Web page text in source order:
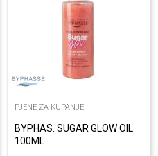
PJENE ZA KUPANJE
BYPHAS. SUGAR GLOW OIL
100ML